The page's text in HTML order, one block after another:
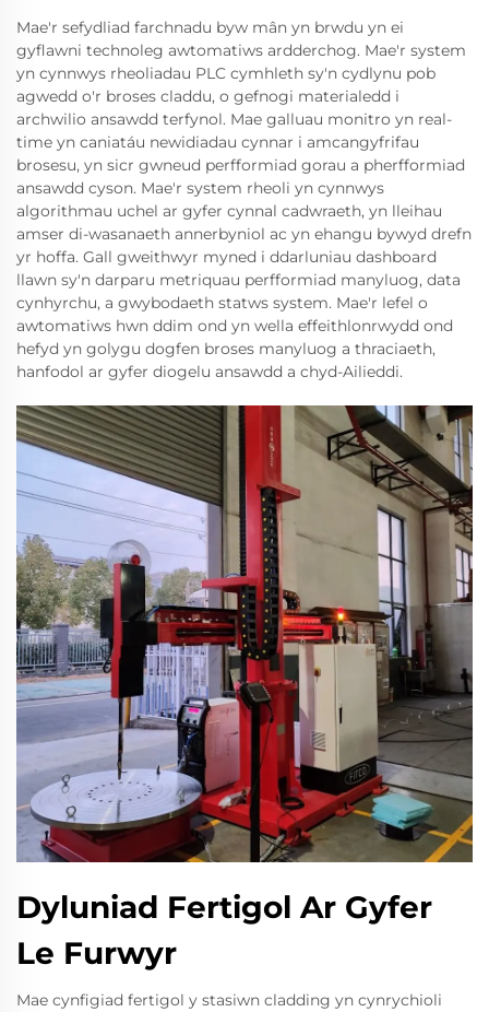
Mae'r sefydliad farchnadu byw mân yn brwdu yn ei
gyflawni technoleg awtomatiws ardderchog. Mae'r system
yn cynnwys rheoliadau PLC cymhleth sy'n cydlynu pob
agwedd o'r broses claddu, o gefnogi materialedd i
archwilio ansawdd terfynol. Mae galluau monitro yn real-
time yn caniatáu newidiadau cynnar i amcangyfrifau
brosesu, yn sicr gwneud perfformiad gorau a pherfformiad
ansawdd cyson. Mae'r system rheoli yn cynnwys
algorithmau uchel ar gyfer cynnal cadwraeth, yn lleihau
amser di-wasanaeth annerbyniol ac yn ehangu bywyd drefn
yr hoffa. Gall gweithwyr myned i ddarluniau dashboard
llawn sy'n darparu metriquau perfformiad manyluog, data
cynhyrchu, a gwybodaeth statws system. Mae'r lefel o
awtomatiws hwn ddim ond yn wella effeithlonrwydd ond
hefyd yn golygu dogfen broses manyluog a thraciaeth,
hanfodol ar gyfer diogelu ansawdd a chyd-Ailieddi.
Dyluniad Fertigol Ar Gyfer
Le Furwyr
Mae cynfigiad fertigol y stasiwn cladding yn cynrychioli